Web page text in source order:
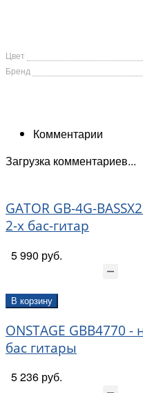
Цвет
Бренд
Комментарии
Загрузка комментариев...
GATOR GB-4G-
2-х бас-гитар
5 990 руб.
В корзину
ONSTAGE GBB4770
бас гитары
5 236 руб.